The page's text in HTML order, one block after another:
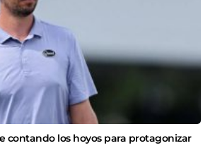
contando los hoyos para protagonizar